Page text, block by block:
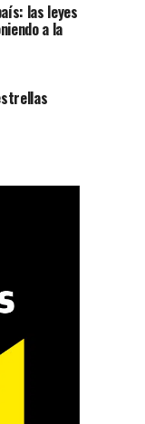
las leyes
a la